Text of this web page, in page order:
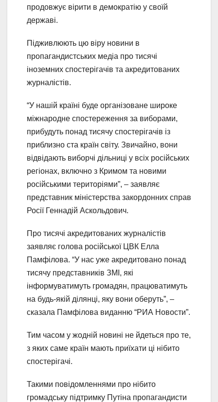
продовжує вірити в демократію у своїй
державі.
Підживлюють цю віру новини в
пропагандистських медіа про тисячі
іноземних спостерігачів та акредитованих
журналістів.
“У нашій країні буде організоване широке
міжнародне спостереження за виборами,
прибудуть понад тисячу спостерігачів із
приблизно ста країн світу. Звичайно, вони
відвідають виборчі дільниці у всіх російських
регіонах, включно з Кримом та новими
російськими територіями”, – заявляє
представник міністерства закордонних справ
Росії Геннадій Аскольдович.
Про тисячі акредитованих журналістів
заявляє голова російської ЦВК Елла
Памфілова. “У нас уже акредитовано понад
тисячу представників ЗМІ, які
інформуватимуть громадян, працюватимуть
на будь-якій ділянці, яку вони оберуть”, –
сказала Памфілова виданню “РИА Новости”.
Тим часом у жодній новині не йдеться про те,
з яких саме країн мають приїхати ці нібито
спостерігачі.
Такими повідомленнями про нібито
громадську підтримку Путіна пропагандисти